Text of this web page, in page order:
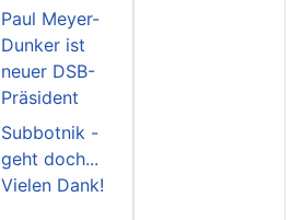
Paul Meyer-
Dunker ist
neuer DSB-
Präsident
Subbotnik -
geht doch...
Vielen Dank!